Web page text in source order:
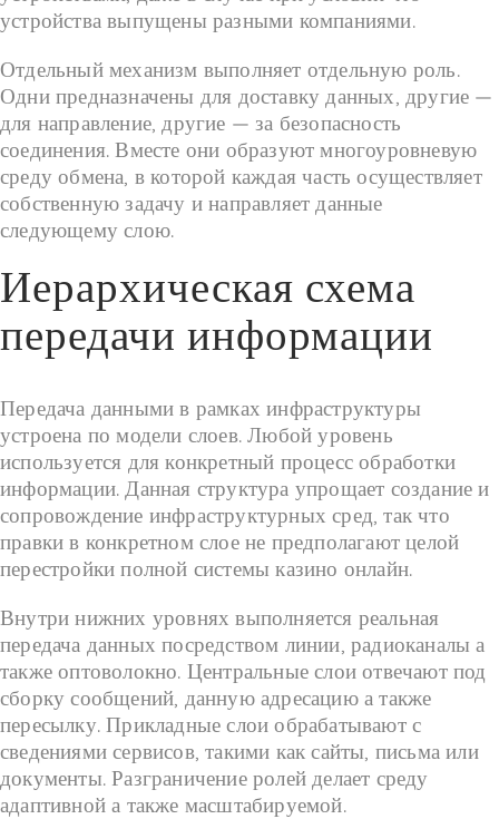
устройства выпущены разными компаниями.
Отдельный механизм выполняет отдельную роль.
Одни предназначены для доставку данных, другие —
для направление, другие — за безопасность
соединения. Вместе они образуют многоуровневую
среду обмена, в которой каждая часть осуществляет
собственную задачу и направляет данные
следующему слою.
Иерархическая схема
передачи информации
Передача данными в рамках инфраструктуры
устроена по модели слоев. Любой уровень
используется для конкретный процесс обработки
информации. Данная структура упрощает создание и
сопровождение инфраструктурных сред, так что
правки в конкретном слое не предполагают целой
перестройки полной системы казино онлайн.
Внутри нижних уровнях выполняется реальная
передача данных посредством линии, радиоканалы а
также оптоволокно. Центральные слои отвечают под
сборку сообщений, данную адресацию а также
пересылку. Прикладные слои обрабатывают с
сведениями сервисов, такими как сайты, письма или
документы. Разграничение ролей делает среду
адаптивной а также масштабируемой.